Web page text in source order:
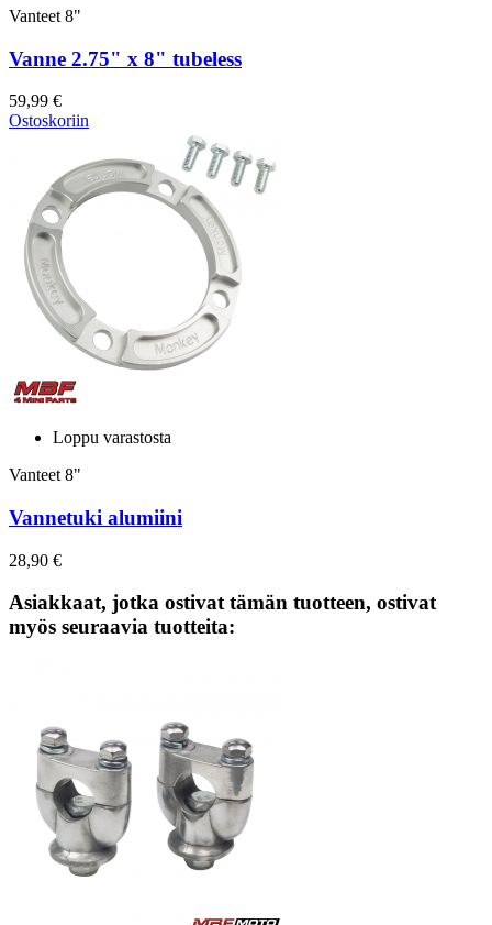
Vanteet 8"
Vanne 2.75" x 8" tubeless
59,99 €
Ostoskoriin
Loppu varastosta
Vanteet 8"
Vannetuki alumiini
28,90 €
Asiakkaat, jotka ostivat tämän tuotteen, ostivat
myös seuraavia tuotteita: